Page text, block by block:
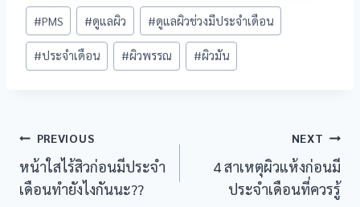
Post
Tags:
#PMS #ดูแลผิว #ดูแลผิวช่วงมีประจำเดือน
#ประจำเดือน #ผิวพรรณ #ผิวมัน
Post
navigation
PREVIOUS
หน้าใสไร้สิวก่อนมีประจำ
เดือนทำยังไงกันนะ??
NEXT
4 สาเหตุผิวแห้งก่อนมี
ประจำเดือนที่ควรรู้